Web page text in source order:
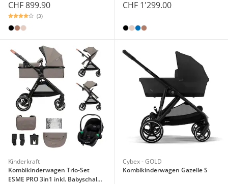
CHF 899.90
(3)
CHF 1'299.00
Kinderkraft
Kombikinderwagen Trio-Set
ESME PRO 3in1 inkl. Babyschale
Cybex - GOLD
Kombikinderwagen Gazelle S